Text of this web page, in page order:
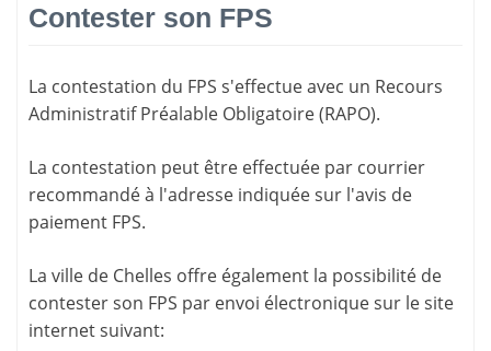
Contester son FPS
La contestation du FPS s'effectue avec un Recours
Administratif Préalable Obligatoire (RAPO).
La contestation peut être effectuée par courrier
recommandé à l'adresse indiquée sur l'avis de
paiement FPS.
La ville de Chelles offre également la possibilité de
contester son FPS par envoi électronique sur le site
internet suivant: